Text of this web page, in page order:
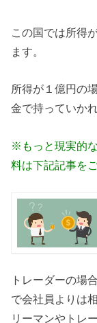
この国では所得
ます。
所得が１億円の場
金で持っていかれ
※もっと現実的
料は下記記事を
トレーダーの場
で会社員よりは
リーマンやトレ